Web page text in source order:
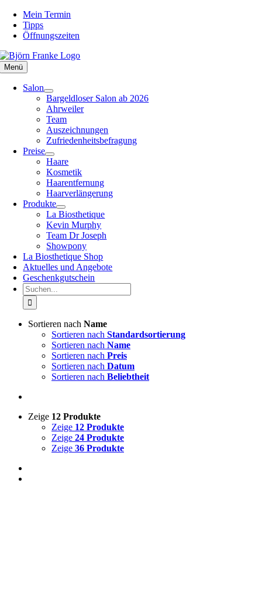
Zum
Inhalt
springen
Mein Termin
Tipps
Öffnungszeiten
Menü
Salon
Bargeldloser Salon ab 2026
Ahrweiler
Team
Auszeichnungen
Zufriedenheitsbefragung
Preise
Haare
Kosmetik
Haarentfernung
Haarverlängerung
Produkte
La Biosthetique
Kevin Murphy
Team Dr Joseph
Showpony
La Biosthetique Shop
Aktuelles und Angebote
Geschenkgutschein
Suche
nach:
Sortieren nach Name
Sortieren nach Standardsortierung
Sortieren nach Name
Sortieren nach Preis
Sortieren nach Datum
Sortieren nach Beliebtheit
Zeige 12 Produkte
Zeige 12 Produkte
Zeige 24 Produkte
Zeige 36 Produkte